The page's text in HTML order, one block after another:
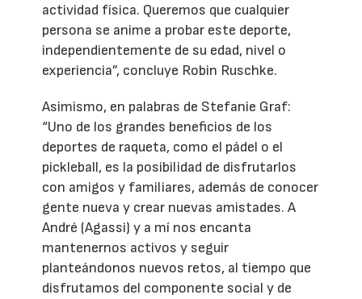
actividad física. Queremos que cualquier
persona se anime a probar este deporte,
independientemente de su edad, nivel o
experiencia”, concluye Robin Ruschke.
Asimismo, en palabras de Stefanie Graf:
“Uno de los grandes beneficios de los
deportes de raqueta, como el pádel o el
pickleball, es la posibilidad de disfrutarlos
con amigos y familiares, además de conocer
gente nueva y crear nuevas amistades. A
André (Agassi) y a mí nos encanta
mantenernos activos y seguir
planteándonos nuevos retos, al tiempo que
disfrutamos del componente social y de